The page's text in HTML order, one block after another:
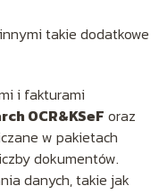
takie dodatkowe
i fakturami
OCR&KSeF oraz
w pakietach
dokumentów.
danych, takie jak